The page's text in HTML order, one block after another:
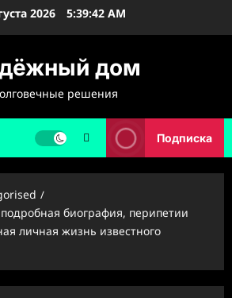
2026 5:39:44 AM
дом
решения
Подписка
биография, перипетии
личная жизнь известного